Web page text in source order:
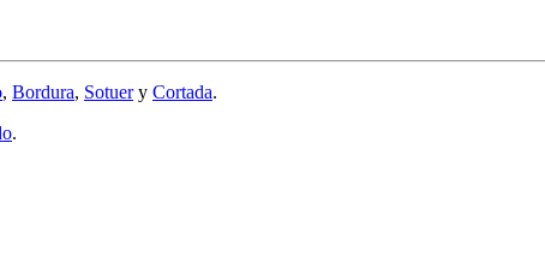
, Bordura, Sotuery Cortada.
.